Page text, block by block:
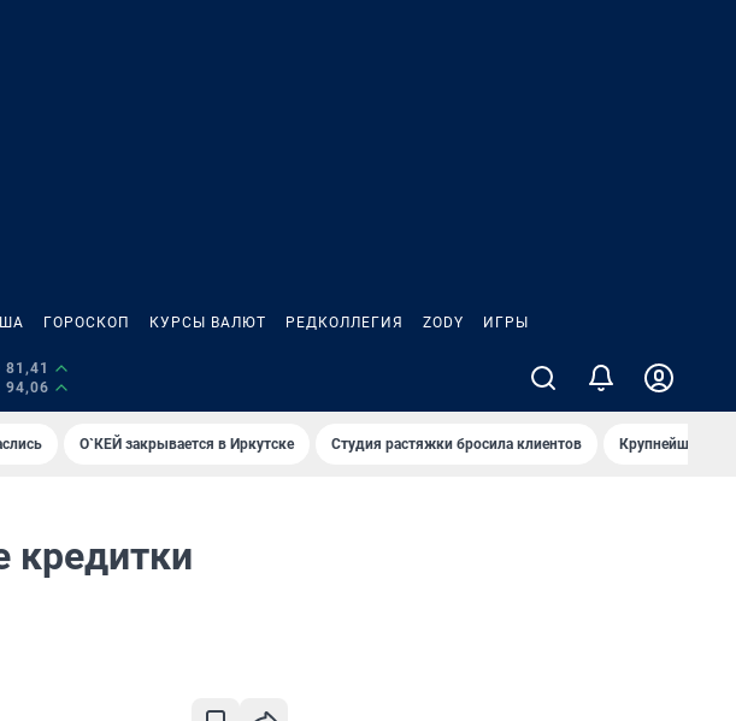
ГОРОСКОП КУРСЫ ВАЛЮТ РЕДКОЛЛЕГИЯ ZODY ИГРЫ
81,41
94,06
О`КЕЙ закрывается в Иркутске Студия растяжки бросила клиентов Крупнейшие
кредитки